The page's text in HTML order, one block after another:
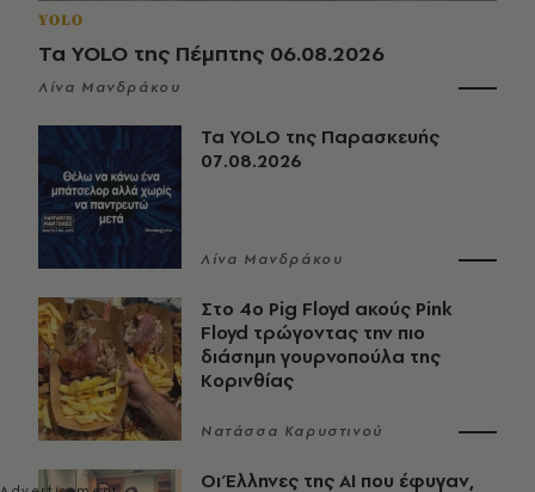
YOLO
Τα YOLO της Πέμπτης 06.08.2026
Λίνα Μανδράκου
Τα YOLO της Παρασκευής
07.08.2026
Λίνα Μανδράκου
Στο 4ο Pig Floyd ακούς Pink
Floyd τρώγοντας την πιο
διάσημη γουρνοπούλα της
Κορινθίας
Νατάσσα Καρυστινού
Οι Έλληνες της ΑΙ που έφυγαν,